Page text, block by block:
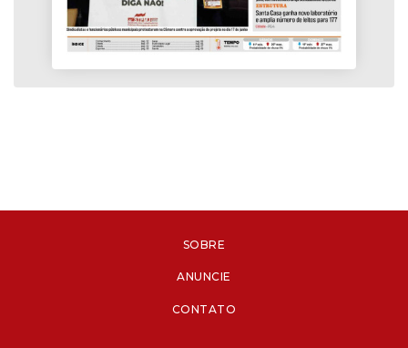
SOBRE
ANUNCIE
CONTATO